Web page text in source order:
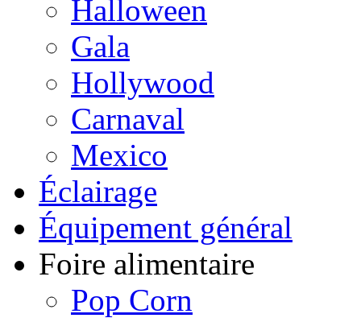
Halloween
Gala
Hollywood
Carnaval
Mexico
Éclairage
Équipement général
Foire alimentaire
Pop Corn